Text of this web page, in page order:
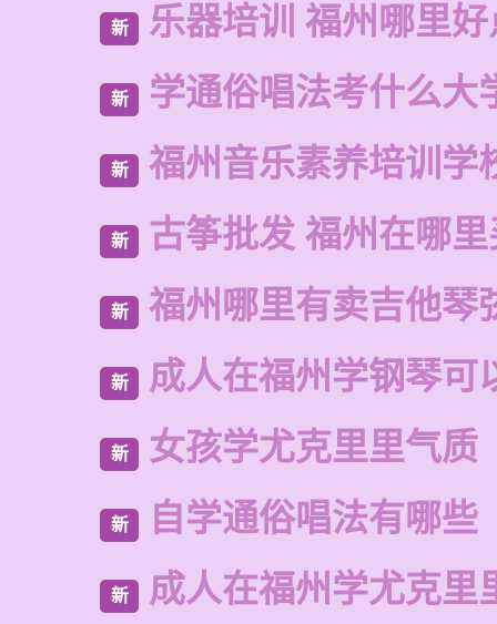
新 乐器培训 福州哪里
新 学通俗唱法考什么大
新 福州音乐素养培训学
新 古筝批发 福州在哪
新 福州哪里有卖吉他琴
新 成人在福州学钢琴可
新 女孩学尤克里里气质
新 自学通俗唱法有哪些
新 成人在福州学尤克里